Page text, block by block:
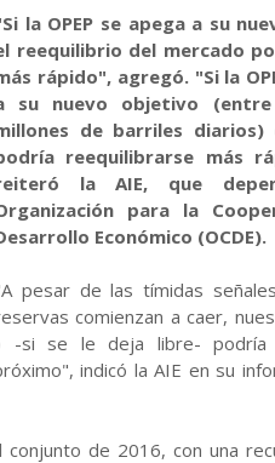
la OPEP se apega a su
reequilibrio del mercado
rápido", agregó. "Si la
su nuevo objetivo
de barriles diarios)
reequilibrarse más
la AIE, que
para la
Económico (OCDE).
pesar de las tímidas
comienzan a caer,
-si se le deja libre- podría
indicó la AIE en su
de 2016, con una